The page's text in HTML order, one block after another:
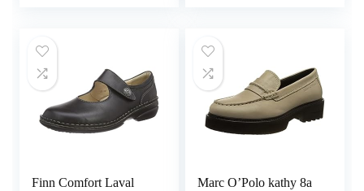
Finn Comfort Laval
Marc O’Polo kathy 8a